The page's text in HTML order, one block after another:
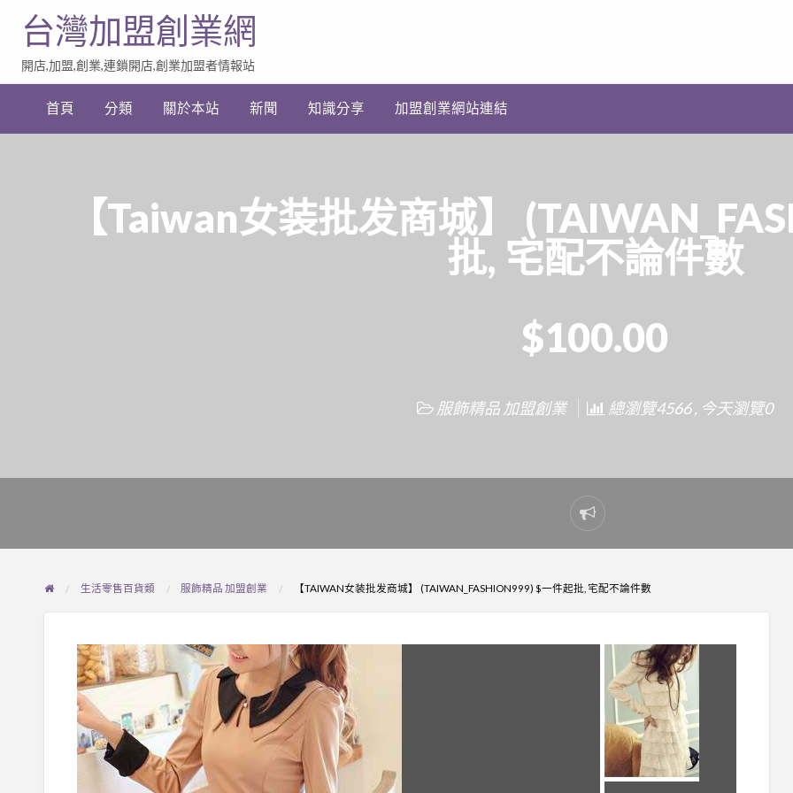
加
業
台灣加盟創業網
開店,加盟,創業,連鎖開店,創業加盟者情報站
首頁 分類 關於本站 新聞 知識分享 加盟創業網站連結
【Taiwan女装批发商城】
批, 宅配不論件數
$100.00
服飾精品 加盟創業 總瀏覽4566 , 今天瀏覽0
Report
problem
生活零售百貨類 服飾精品 加盟創業 【TAIWAN女装批发商城】 (TAIWAN_FASHION999) $一件起批, 宅配不論件數